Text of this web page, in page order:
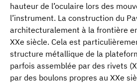
hauteur de l’oculaire lors des
l’instrument. La construction du
architecturalement à la frontière
XXe siècle. Cela est
structure métallique de la
parfois assemblée par des rivets
par des boulons propres au XXe